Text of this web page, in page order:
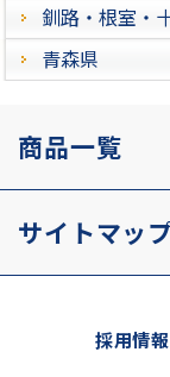
釧路・根室・
青森県
商品一覧
サイトマッ
採用情報